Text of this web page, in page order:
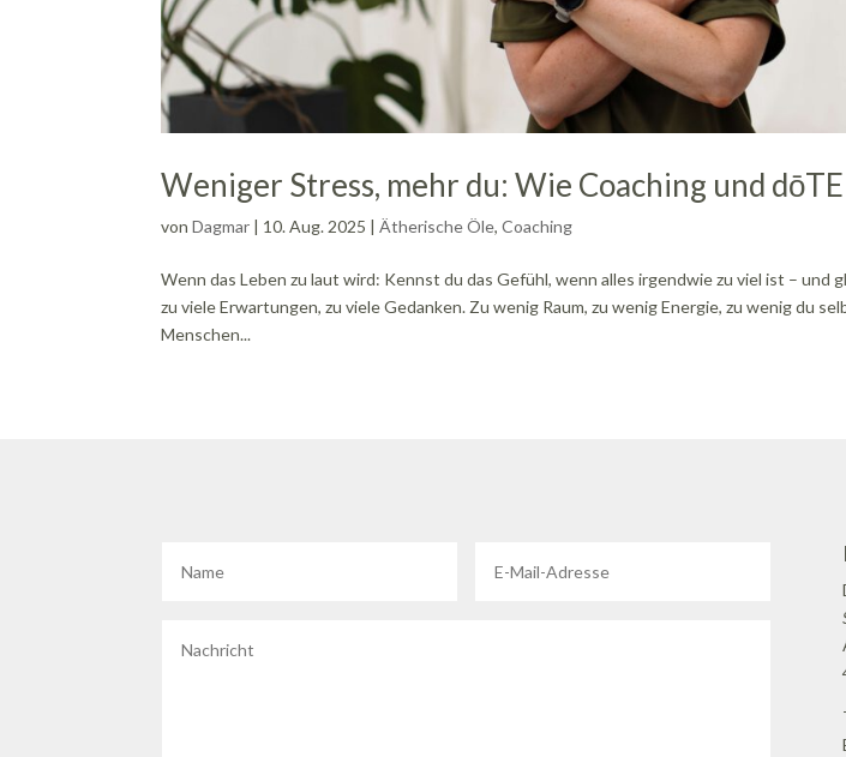
Weniger Stress, mehr du: Wie Coaching und
vonDagmar 10. Aug. 2025 |Ätherische Öle,Coaching
Wenn das Leben zu laut wird: Kennst du das Gefühl, wenn alles irgendwie zu viel ist – und
zu viele Erwartungen, zu viele Gedanken. Zu wenig Raum, zu wenig Energie, zu wenig du
Menschen...